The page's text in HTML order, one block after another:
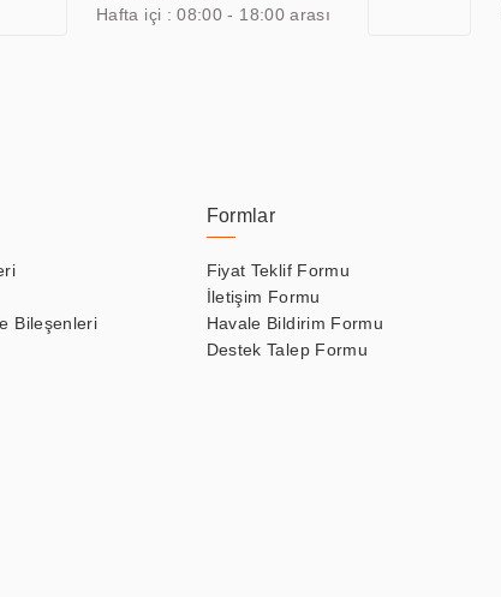
Hafta içi : 08:00 - 18:00 arası
Bileşenleri
Formlar
Fiyat Teklif Formu
İletişim Formu
Havale Bildirim Formu
Destek Talep Formu